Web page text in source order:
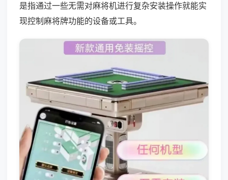
是指通过一些无需对麻将机进行复杂安装操作就能实
现控制麻将牌功能的设备或工具。